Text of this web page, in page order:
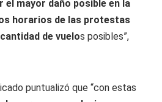
mayor daño posible en la
horarios de las protestas
de vuelos posibles”,
puntualizó que “con estas